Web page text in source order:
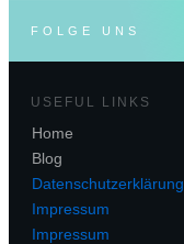
FOLGE UNS
USEFUL LINKS
Home
Blog
Datenschutzerklärung
Impressum
Impressum